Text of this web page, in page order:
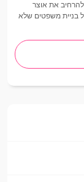
להרחיב את אוצר
בניית משפטים שלא